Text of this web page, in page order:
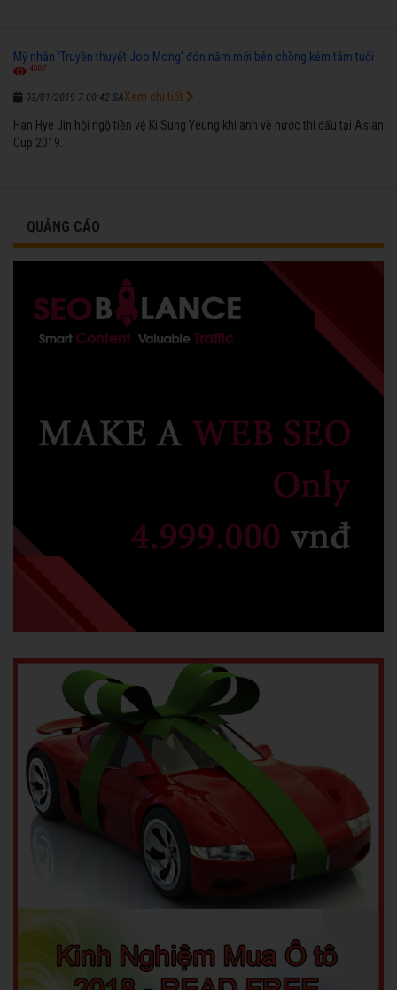
Mỹ nhân 'Truyền thuyết Joo Mong' đón năm mới bên chồng kém tám tuổi
4507
03/01/2019 7:00:42 SA
Han Hye Jin hội ngộ tiền vệ Ki Sung Yeung khi anh về nước thi đấu tại Asian
Cup 2019.
Xem chi tiết
QUẢNG CÁO